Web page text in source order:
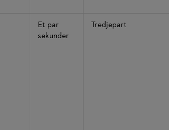
Et par
sekunder
Tredjepart